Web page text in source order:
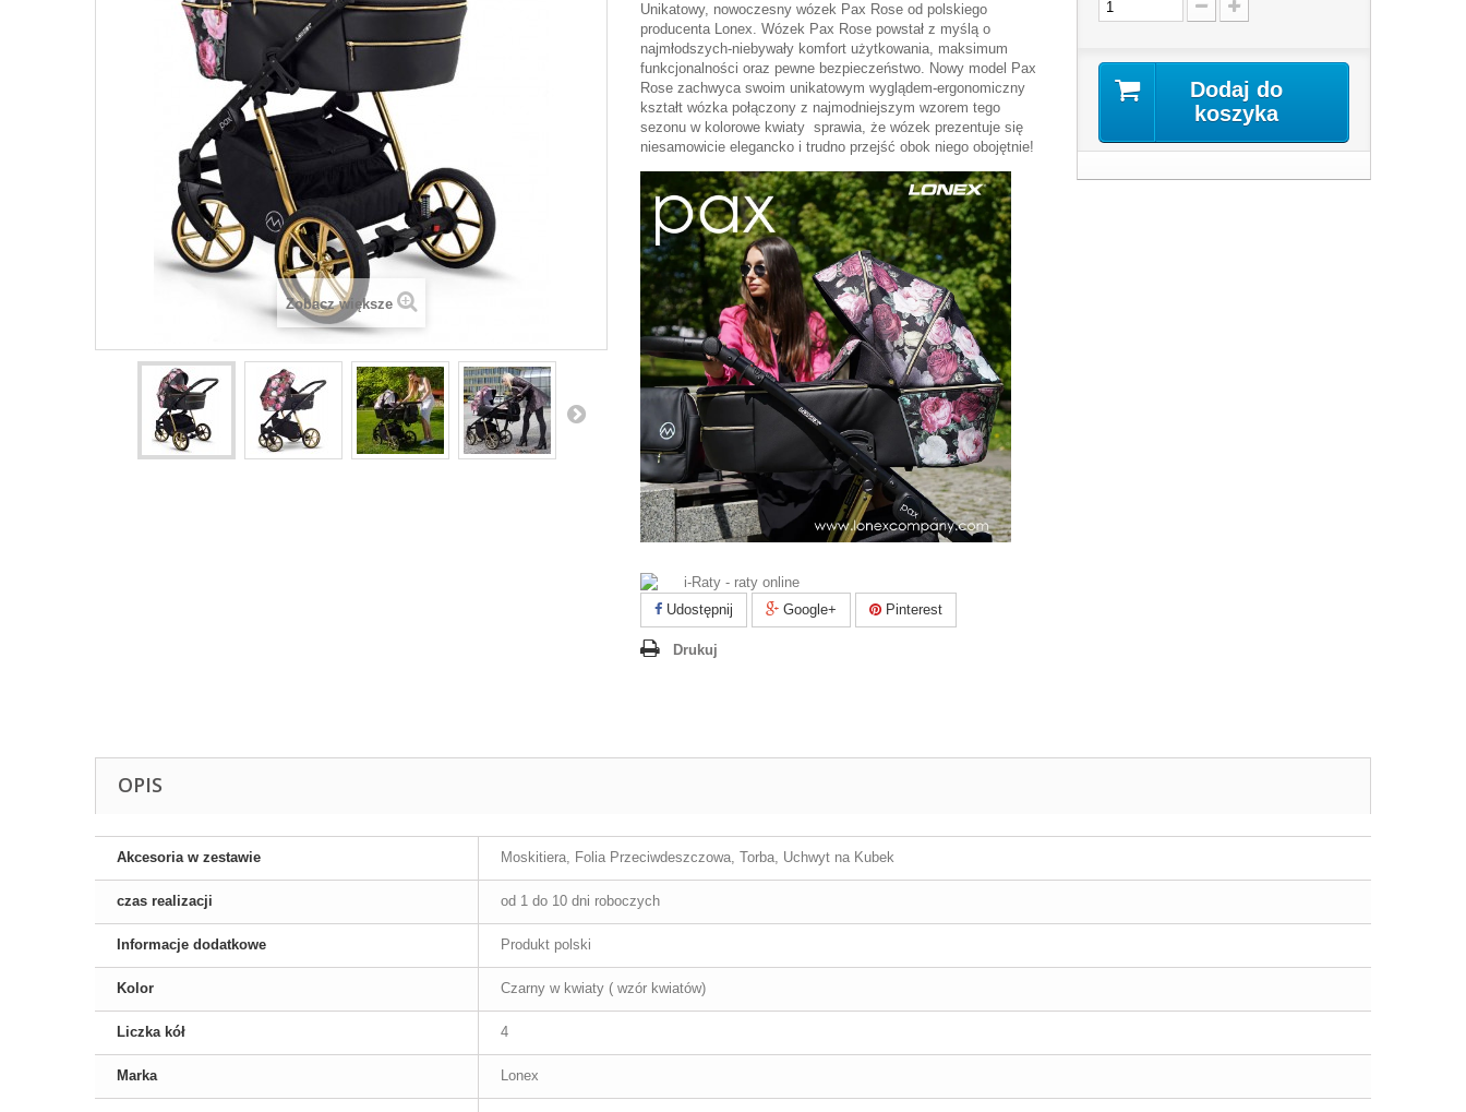
Zobacz większe
Unikatowy, nowoczesny wózek Pax Rose od polskiego
producenta Lonex. Wózek Pax Rose powstał z myślą o
najmłodszych-niebywały komfort użytkowania, maksimum
funkcjonalności oraz pewne bezpieczeństwo. Nowy model Pax
Rose zachwyca swoim unikatowym wyglądem-ergonomiczny
kształt wózka połączony z najmodniejszym wzorem tego
sezonu w kolorowe kwiaty sprawia, że wózek prezentuje się
niesamowicie elegancko i trudno przejść obok niego obojętnie!
Udostępnij Google+ Pinterest
Drukuj
Dodaj do
koszyka
OPIS
Akcesoria w zestawie Moskitiera, Folia Przeciwdeszczowa, Torba, Uchwyt na Kubek
czas realizacji od 1 do 10 dni roboczych
Informacje dodatkowe Produkt polski
Kolor Czarny w kwiaty ( wzór kwiatów)
Liczka kół 4
Marka Lonex